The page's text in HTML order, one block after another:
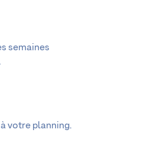
semaines
votre planning.